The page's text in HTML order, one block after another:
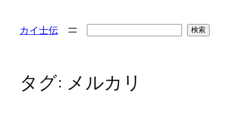
カイ士伝 検索
タグ: メルカリ